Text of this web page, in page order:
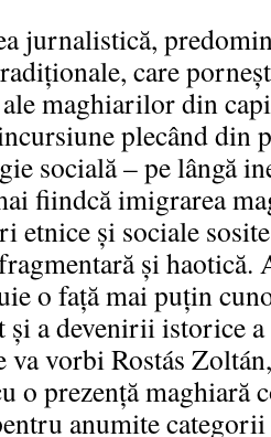
jurnalistică,
care
maghiarilor din
plecând din
socială – pe lângă
fiindcă imigrarea
etnice şi sociale
şi haotică.
o faţă mai puţin
a devenirii istorice
va vorbi Rostás
o prezenţă maghiară
anumite